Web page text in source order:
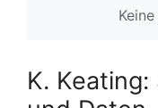
K.